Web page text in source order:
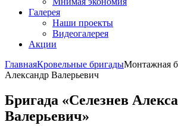
Галерея
Наши проекты
Видеогалерея
Акции
ГлавнаяКровельные бригадыМонтажная
Александр Валерьевич
Бригада «Селезнев
Валерьевич»